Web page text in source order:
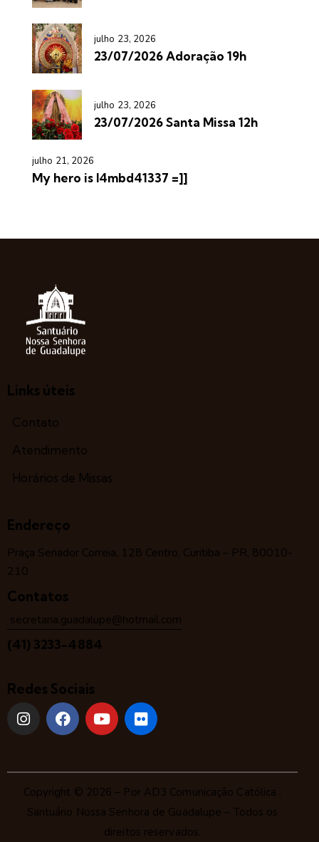
julho 23, 2026
23/07/2026 Adoração 19h
julho 23, 2026
23/07/2026 Santa Missa 12h
julho 21, 2026
My hero is l4mbd41337 =]]
Links úteis
Contato
Atendimento
Horários de Missas
Endereço
Praça Senador Correia, 128 Centro, Curitiba – PR, 80010-
210
Contatos
secretaria.guadalupe@hotmail.com
(41) 3233-4884
Redes Sociais
Copyright © 2026 – Por AD3 Comunicação Católica .
Santuário Nossa Senhora de Guadalupe – Todos os
direitos reservados.